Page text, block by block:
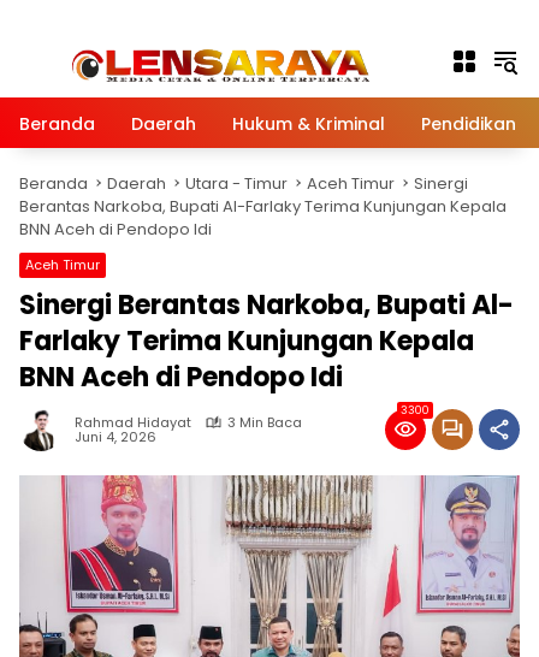
Beranda Daerah Hukum & Kriminal Pendidikan
Beranda Daerah Utara - Timur Aceh Timur
Sinergi
Berantas Narkoba, Bupati Al-Farlaky Terima Kunjungan Kepala
BNN Aceh di Pendopo Idi
Aceh Timur
Sinergi Berantas Narkoba, Bupati Al-
Farlaky Terima Kunjungan Kepala
BNN Aceh di Pendopo Idi
Rahmad Hidayat 3 Min Baca
Juni 4, 2026
3300